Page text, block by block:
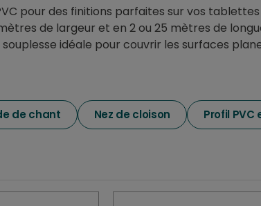
pour des finitions parfaites sur vos
de largeur et en 2 ou 25 mètres de
idéale pour couvrir les surfaces
de chant Nez de cloison Profil